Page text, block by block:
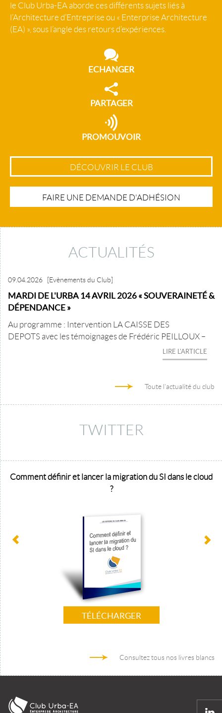
le Club Urba-EA aborde ces différents sujets liés à
l’Architecture d’Entreprise ou « Enterprise Architecture
(EA) », sous l’angle des retours d’expériences.
ECHANGER
PARTAGER
PROMOUVOIR
DÉCOUVRIR LE CLUB
FAIRE UNE DEMANDE D'ADHÉSION
ACTUALITÉS
09.04.2026 [Evènements du Club]
MARDI DE L'URBA 14 AVRIL 2026 « SOUVERAINETÉ &
DÉPENDANCE »
Au programme : Intervention LA CAISSE DES
DEPOTS avec les témoignages de Frédéric PEILLOUX –
LIRE L'ARTICLE
Toute l'actualité du club
TWITTER
Comment définir et lancer la migration du SI dans le cloud
?
TÉLÉCHARGER
Consultez tous nos livres blancs